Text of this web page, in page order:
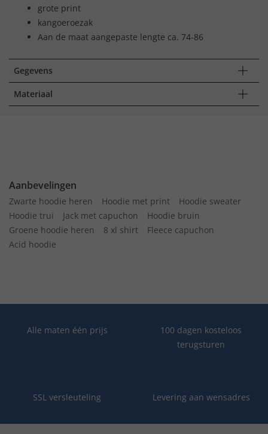
grote print
kangoeroezak
Aan de maat aangepaste lengte ca. 74-86
Gegevens
Materiaal
Aanbevelingen
Zwarte hoodie heren Hoodie met print
Hoodie sweater
Hoodie trui
Jack met capuchon
Hoodie bruin
Groene hoodie heren
8 xl shirt
Fleece capuchon
Acid hoodie
Alle maten één prijs
100 dagen kosteloos
terugsturen
SSL versleuteling Levering aan wensadres